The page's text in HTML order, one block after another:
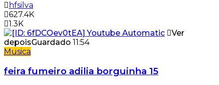
hfsilva
627.4K
1.3K
Ver
depoisGuardado 11:54
Musica
feira fumeiro adilia borguinha 15